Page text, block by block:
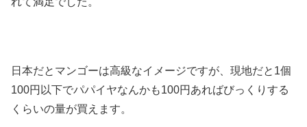
日本だとマンゴーは高級なイメージですが、現地だと1個
100円以下でパパイヤなんかも100円あればびっくりする
くらいの量が買えます。